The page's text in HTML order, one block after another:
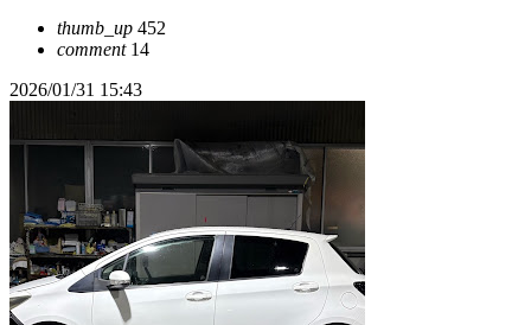
thumb_up 452
comment14
2026/01/31 15:43